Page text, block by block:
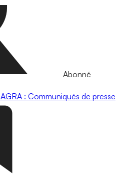
Abonné
AGRA : Communiqués de presse